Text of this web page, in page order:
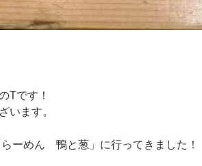
Tです！
います。
ーめん 鴨と葱」に行ってきました！